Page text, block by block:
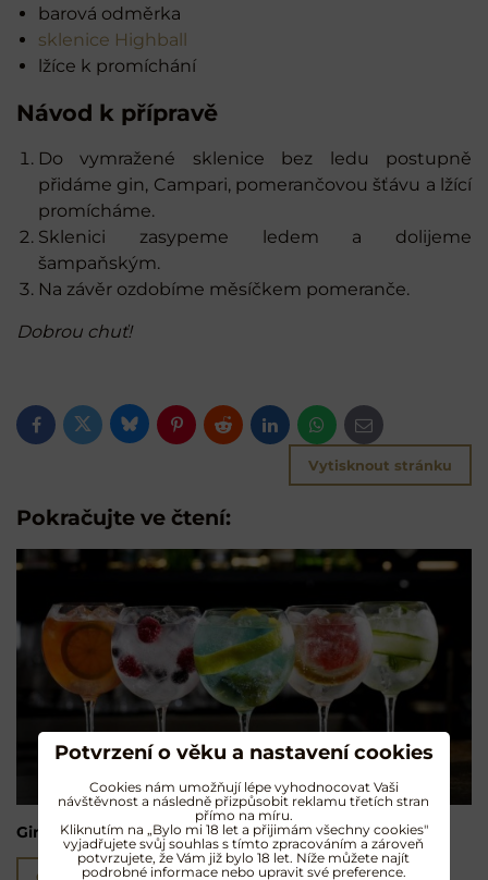
barová odměrka
sklenice Highball
lžíce k promíchání
Návod k přípravě
Do vymražené sklenice bez ledu postupně
přidáme gin, Campari, pomerančovou šťávu a lžící
promícháme.
Sklenici zasypeme ledem a dolijeme
šampaňským.
Na závěr ozdobíme měsíčkem pomeranče.
Dobrou chuť!
FacebookTwitterBlueskyPinterestRedditLinkedInWhatsApp
E-
mail
Vytisknout stránku
Pokračujte ve čtení:
Gin & Tonic
Potvrzení o věku a nastavení cookies
Cookies nám umožňují lépe vyhodnocovat Vaši
návštěvnost a následně přizpůsobit reklamu třetích stran
přímo na míru.
Kliknutím na „Bylo mi 18 let a přijimám všechny cookies"
vyjadřujete svůj souhlas s tímto zpracováním a zároveň
potvrzujete, že Vám již bylo 18 let. Níže můžete najít
podrobné informace nebo upravit své preference.